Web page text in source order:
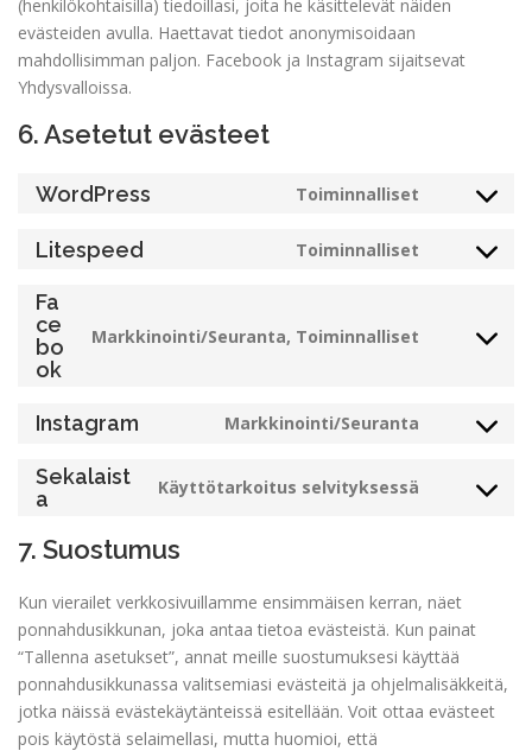
(henkilökohtaisilla) tiedoillasi, joita he käsittelevät näiden
evästeiden avulla. Haettavat tiedot anonymisoidaan
mahdollisimman paljon. Facebook ja Instagram sijaitsevat
Yhdysvalloissa.
6. Asetetut evästeet
WordPress Toiminnalliset
Consent
service
Litespeed Toiminnalliset
Consent
litespeed
Fa
ce
bo
ok
Markkinointi/Seuranta, Toiminnalliset
Consent
facebook
Instagram Markkinointi/Seuranta
Consent
service
Sekalaist
a
Käyttötarkoitus selvityksessä
Consent
7. Suostumus
Kun vierailet verkkosivuillamme ensimmäisen kerran, näet
ponnahdusikkunan, joka antaa tietoa evästeistä. Kun painat
“Tallenna asetukset”, annat meille suostumuksesi käyttää
ponnahdusikkunassa valitsemiasi evästeitä ja ohjelmalisäkkeitä,
jotka näissä evästekäytänteissä esitellään. Voit ottaa evästeet
pois käytöstä selaimellasi, mutta huomioi, että